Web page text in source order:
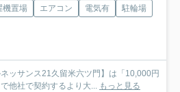
機置場 エアコン 電気有
駐輪場
ッサンス21久留米六ツ門】は「10,000円
他社で契約するより大... もっと見る